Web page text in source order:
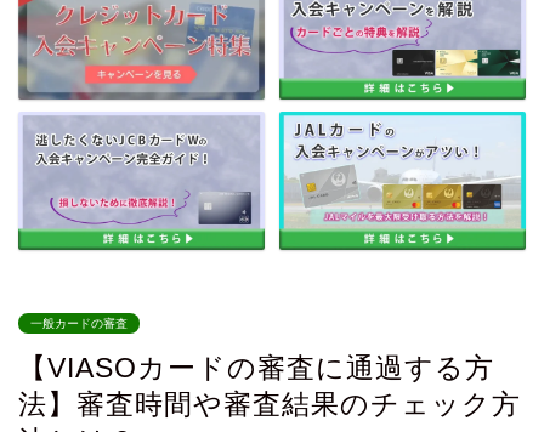
一般カードの審査
【VIASOカードの審査に通過する方
法】審査時間や審査結果のチェック方